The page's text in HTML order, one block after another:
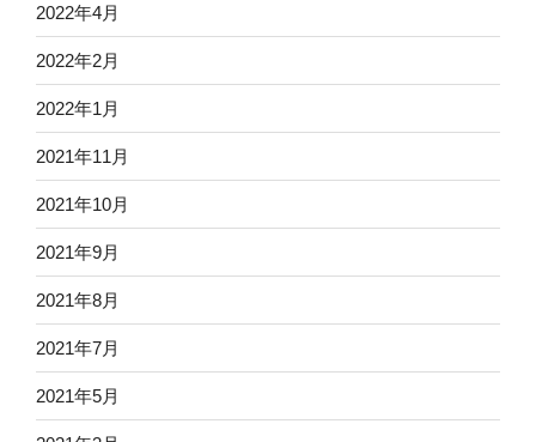
2022年4月
2022年2月
2022年1月
2021年11月
2021年10月
2021年9月
2021年8月
2021年7月
2021年5月